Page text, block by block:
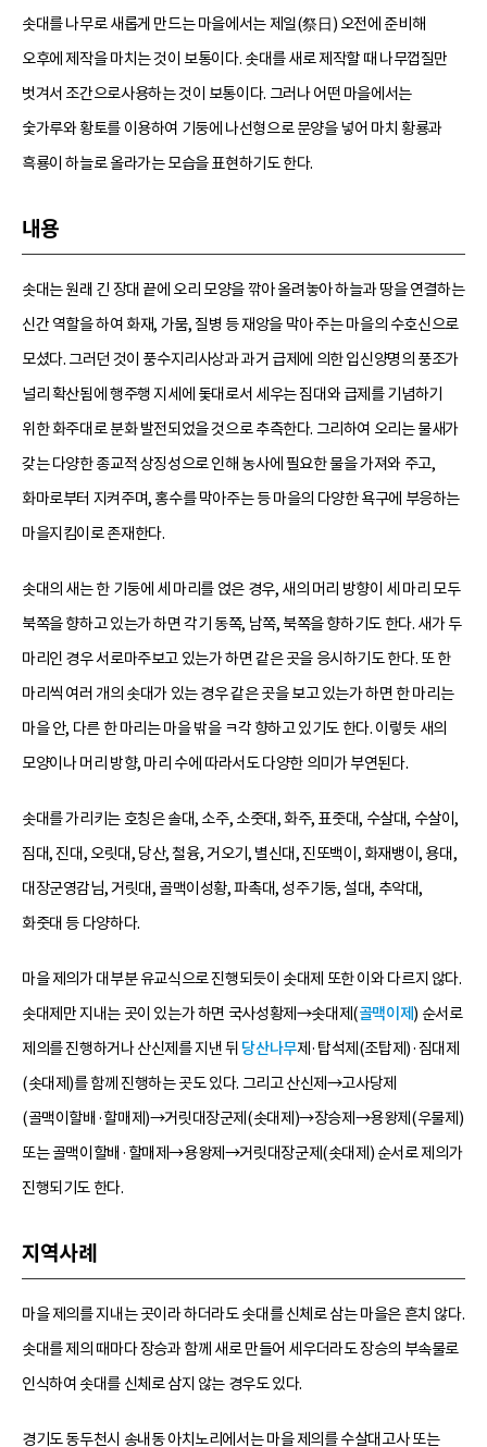
솟대를 나무로 새롭게 만드는 마을에서는 제일(祭日) 오전에 준비해
오후에 제작을 마치는 것이 보통이다. 솟대를 새로 제작할 때 나무껍질만
벗겨서 조간으로사용하는 것이 보통이다. 그러나 어떤 마을에서는
숯가루와 황토를 이용하여 기둥에 나선형으로 문양을 넣어 마치 황룡과
흑룡이 하늘로 올라가는 모습을 표현하기도 한다.
내용
솟대는 원래 긴 장대 끝에 오리 모양을 깎아 올려놓아 하늘과 땅을 연결하는
신간 역할을 하여 화재, 가뭄, 질병 등 재앙을 막아 주는 마을의 수호신으로
모셨다. 그러던 것이 풍수지리사상과 과거 급제에 의한 입신양명의 풍조가
널리 확산됨에 행주행 지세에 돛대로서 세우는 짐대와 급제를 기념하기
위한 화주대로 분화 발전되었을 것으로 추측한다. 그리하여 오리는 물새가
갖는 다양한 종교적 상징성으로 인해 농사에 필요한 물을 가져와 주고,
화마로부터 지켜주며, 홍수를 막아주는 등 마을의 다양한 욕구에 부응하는
마을지킴이로 존재한다.
솟대의 새는 한 기둥에 세 마리를 얹은 경우, 새의 머리 방향이 세 마리 모두
북쪽을 향하고 있는가 하면 각기 동쪽, 남쪽, 북쪽을 향하기도 한다. 새가 두
마리인 경우 서로마주보고 있는가 하면 같은 곳을 응시하기도 한다. 또 한
마리씩 여러 개의 솟대가 있는 경우 같은 곳을 보고 있는가 하면 한 마리는
마을 안, 다른 한 마리는 마을 밖을 ㅋ각 향하고 있기도 한다. 이렇듯 새의
모양이나 머리 방향, 마리 수에 따라서도 다양한 의미가 부연된다.
솟대를 가리키는 호칭은 솔대, 소주, 소줏대, 화주, 표줏대, 수살대, 수살이,
짐대, 진대, 오릿대, 당산, 철융, 거오기, 별신대, 진또백이, 화재뱅이, 용대,
대장군영감님, 거릿대, 골맥이성황, 파촉대, 성주기둥, 설대, 추악대,
화줏대 등 다양하다.
마을 제의가 대부분 유교식으로 진행되듯이 솟대제 또한 이와 다르지 않다.
솟대제만 지내는 곳이 있는가 하면 국사성황제→솟대제(골맥이제 ) 순서로
제의를 진행하거나 산신제를 지낸 뒤 당산나무제·탑석제(조탑제)·짐대제
(솟대제)를 함께 진행하는 곳도 있다. 그리고 산신제→고사당제
(골맥이할배·할매제)→거릿대장군제(솟대제)→장승제→용왕제(우물제)
또는 골맥이할배·할매제→용왕제→거릿대장군제(솟대제) 순서로 제의가
진행되기도 한다.
지역사례
마을 제의를 지내는 곳이라 하더라도 솟대를 신체로 삼는 마을은 흔치 않다.
솟대를 제의 때마다 장승과 함께 새로 만들어 세우더라도 장승의 부속물로
인식하여 솟대를 신체로 삼지 않는 경우도 있다.
경기도 동두천시 송내동 아치노리에서는 마을 제의를 수살대고사 또는